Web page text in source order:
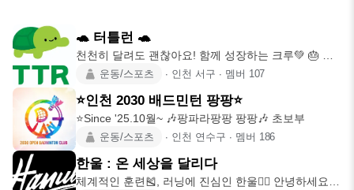
🐢 터틀런 🐢
천천히 달려도 괜찮아요! 함께 성장하는 크루💚 🎂 터
틀런생일 2024.
운동/스포츠 ∙ 인천 서구 ∙ 멤버 107
⭐인천 2030 배드민턴 팡팡⭐
⭐Since '25.10월~ 🎶팡파라팡팡 팡팡🎶 초보부
운동/스포츠 ∙ 인천 연수구 ∙ 멤버 186
한울 : 온 세상을 달리다
체계적인 훈련🎽, 러닝에 진심인 한울🏃‍♂️ 안녕하세요.